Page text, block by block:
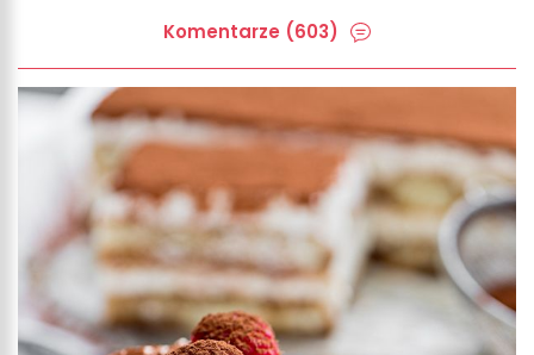
Komentarze (603)